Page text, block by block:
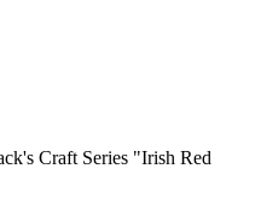
Craft Series "Irish Red